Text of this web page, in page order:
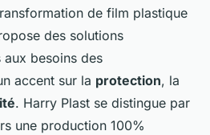
de film plastique
des solutions
besoins des
accent sur la protection, la
. Harry Plast se distingue par
une production 100%